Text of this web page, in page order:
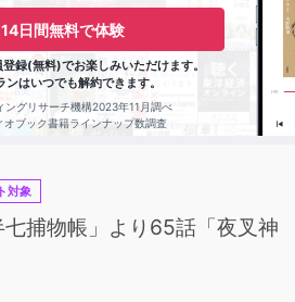
日間無料で体験
録(無料)でお楽しみいただけます。
ンはいつでも解約できます。
ングリサーチ機構2023年11月調べ
オブック書籍ラインナップ数調査
対象
捕物帳」より65話「夜叉神